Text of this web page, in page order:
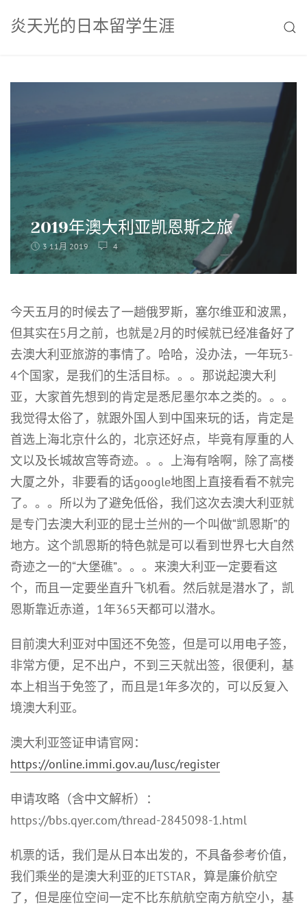
炎天光的日本留学生涯
2019年澳大利亚凯恩斯之旅
3 11月 2019 4
今天五月的时候去了一趟俄罗斯，塞尔维亚和波黑，
但其实在5月之前，也就是2月的时候就已经准备好了
去澳大利亚旅游的事情了。哈哈，没办法，一年玩3-
4个国家，是我们的生活目标。。。那说起澳大利
亚，大家首先想到的肯定是悉尼墨尔本之类的。。。
我觉得太俗了，就跟外国人到中国来玩的话，肯定是
首选上海北京什么的，北京还好点，毕竟有厚重的人
文以及长城故宫等奇迹。。。上海有啥啊，除了高楼
大厦之外，非要看的话google地图上直接看看不就完
了。。。所以为了避免低俗，我们这次去澳大利亚就
是专门去澳大利亚的昆士兰州的一个叫做“凯恩斯”的
地方。这个凯恩斯的特色就是可以看到世界七大自然
奇迹之一的“大堡礁”。。。来澳大利亚一定要看这
个，而且一定要坐直升飞机看。然后就是潜水了，凯
恩斯靠近赤道，1年365天都可以潜水。
目前澳大利亚对中国还不免签，但是可以用电子签，
非常方便，足不出户，不到三天就出签，很便利，基
本上相当于免签了，而且是1年多次的，可以反复入
境澳大利亚。
澳大利亚签证申请官网：
https://online.immi.gov.au/lusc/register
申请攻略（含中文解析）：
https://bbs.qyer.com/thread-2845098-1.html
机票的话，我们是从日本出发的，不具备参考价值，
我们乘坐的是澳大利亚的JETSTAR，算是廉价航空
了，但是座位空间一定不比东航航空南方航空小，基